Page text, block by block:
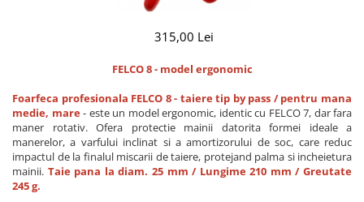
315,00 Lei
FELCO 8 - model ergonomic
Foarfeca profesionala FELCO 8 - taiere tip by pass / pentru mana
medie, mare- este un model ergonomic, identic cu FELCO 7, dar fara
maner rotativ. Ofera protectie mainii datorita formei ideale a
manerelor, a varfului inclinat si a amortizorului de soc, care reduc
impactul de la finalul miscarii de taiere, protejand palma si incheietura
mainii. Taie pana la diam. 25 mm / Lungime 210 mm / Greutate
245 g.